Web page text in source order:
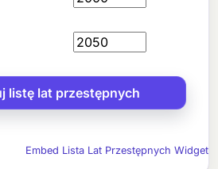
Embed Lista Lat Przestępnych Widget